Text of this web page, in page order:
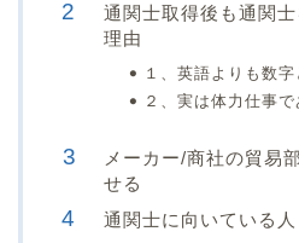
通関士取得後も通関
理由
１、英語よりも数
２、実は体力仕事で
メーカー/商社の貿易
せる
通関士に向いている